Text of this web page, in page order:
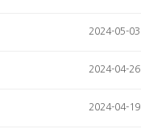
2024-05-03
2024-04-26
2024-04-19